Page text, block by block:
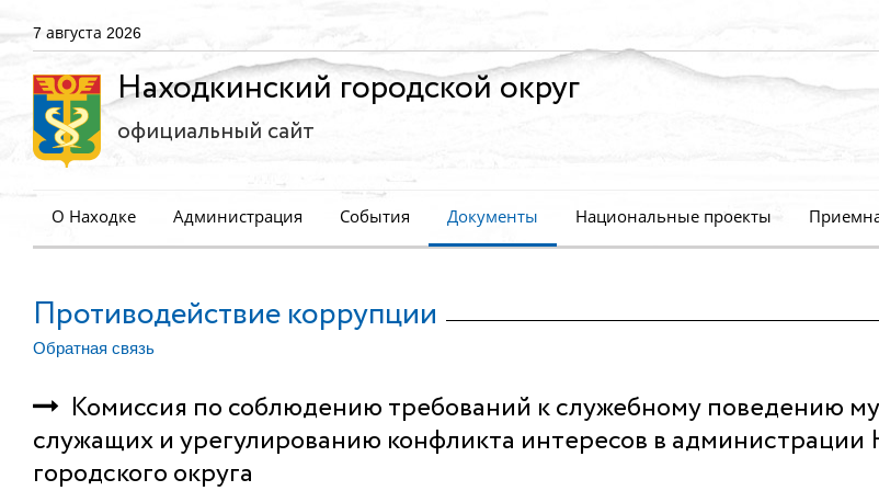
7 августа 2026
Находкинский городской округ
официальный сайт
О Находке Администрация События Документы Национальные проекты
Противодействие коррупции
Обратная связь
Комиссия по соблюдению требований к служебному поведению
служащих и урегулированию конфликта интересов в администрации
городского округа